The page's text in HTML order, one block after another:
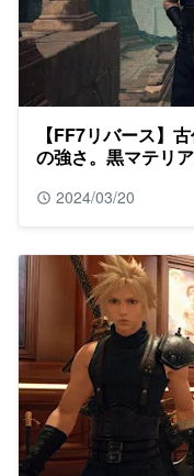
【FF7リバース】
の強さ。黒マテリ
2024/03/20